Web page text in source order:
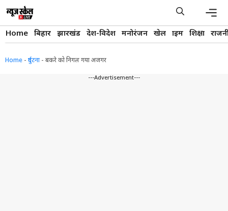
content
Home बिहार झारखंड देश-विदेश मनोरंजन खेल क्राइम शिक्षा
Home - दुर्घटना - बकरे को निगल गया अजगर
---Advertisement---